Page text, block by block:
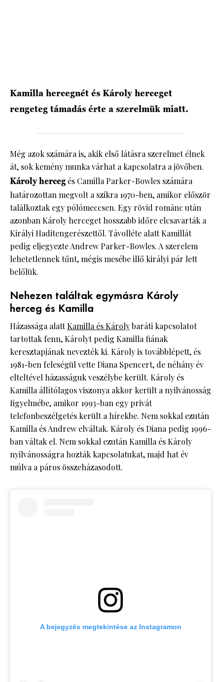
Kamilla hercegnét és Károly herceget
rengeteg támadás érte a szerelmük miatt.
Még azok számára is, akik első látásra szerelmet élnek
át, sok kemény munka várhat a kapcsolatra a jövőben.
Károly herceg és Camilla Parker-Bowles számára
határozottan megvolt a szikra 1970-ben, amikor először
találkoztak egy pólómeccsen. Egy rövid románc után
azonban Károly herceget hosszabb időre elcsavarták a
Királyi Haditengerészettől. Távolléte alatt Kamillát
pedig eljegyezte Andrew Parker-Bowles. A szerelem
lehetetlennek tűnt, mégis mesébe illő királyi pár lett
belőlük.
Nehezen találtak egymásra Károly
herceg és Kamilla
Házassága alattKamilla és Károlybaráti kapcsolatot
tartottak fenn, Károlyt pedig Kamilla fiának
keresztapjának nevezték ki. Károly is továbblépett, és
1981-ben feleségül vette Diana Spencert, de néhány év
elteltével házasságuk veszélybe került. Károly és
Kamilla állítólagos viszonya akkor került a nyilvánosság
figyelmébe, amikor 1993-ban egy privát
telefonbeszélgetés került a hírekbe. Nem sokkal ezután
Kamilla és Andrew elváltak. Károly és Diana pedig 1996-
ban váltak el. Nem sokkal ezután Kamilla és Károly
nyilvánosságra hozták kapcsolatukat, majd hat év
múlva a páros összeházasodott.
A bejegyzés megtekintése az Instagramon